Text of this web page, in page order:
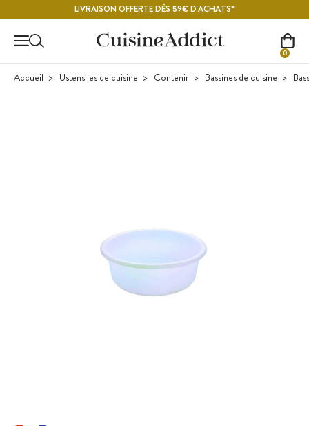
LIVRAISON OFFERTE DÈS 59€ D'ACHATS*
0
Accueil Ustensiles de cuisine Contenir Bassines de cuisine